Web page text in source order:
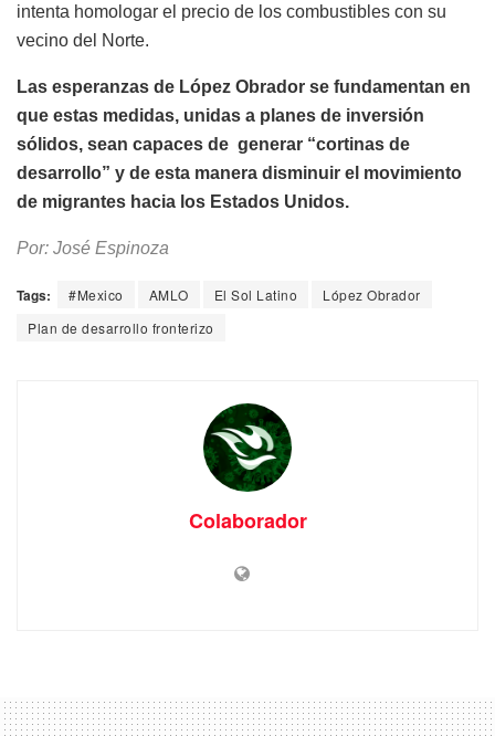
intenta homologar el precio de los combustibles con su
vecino del Norte.
Las esperanzas de López Obrador se fundamentan en
que estas medidas, unidas a planes de inversión
sólidos, sean capaces de generar “cortinas de
desarrollo” y de esta manera disminuir el movimiento
de migrantes hacia los Estados Unidos.
Por: José Espinoza
Tags: #Mexico AMLO El Sol Latino
López Obrador
Plan de desarrollo fronterizo
Colaborador